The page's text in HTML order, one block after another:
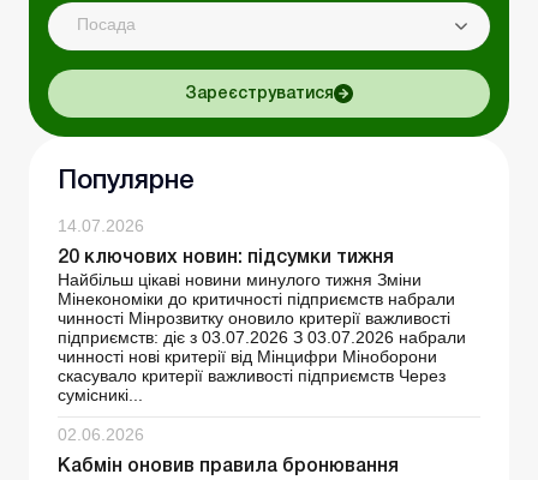
Посада
Зареєструватися
Популярне
14.07.2026
20 ключових новин: підсумки тижня
Найбільш цікаві новини минулого тижня Зміни
Мінекономіки до критичності підприємств набрали
чинності Мінрозвитку оновило критерії важливості
підприємств: діє з 03.07.2026 З 03.07.2026 набрали
чинності нові критерії від Мінцифри Міноборони
скасувало критерії важливості підприємств Через
сумісникі...
02.06.2026
Кабмін оновив правила бронювання